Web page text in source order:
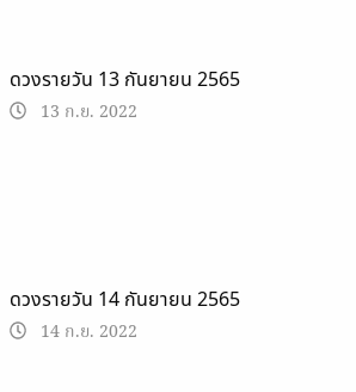
ดวงรายวัน 13 กันยายน 2565
13 ก.ย. 2022
ดวงรายวัน 14 กันยายน 2565
14 ก.ย. 2022